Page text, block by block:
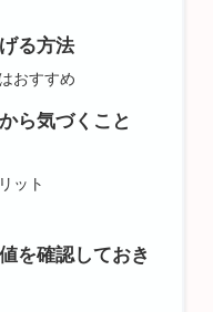
る方法
おすすめ
ら気づくこと
ット
を確認しておき